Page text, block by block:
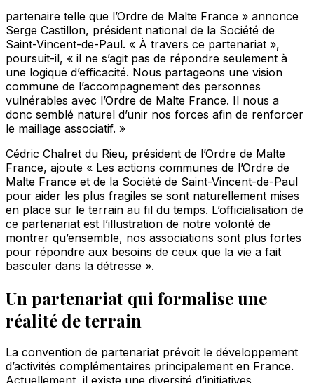
partenaire telle que l’Ordre de Malte France » annonce
Serge Castillon, président national de la Société de
Saint-Vincent-de-Paul. « À travers ce partenariat »,
poursuit-il, « il ne s’agit pas de répondre seulement à
une logique d’efficacité. Nous partageons une vision
commune de l’accompagnement des personnes
vulnérables avec l’Ordre de Malte France. Il nous a
donc semblé naturel d’unir nos forces afin de renforcer
le maillage associatif. »
Cédric Chalret du Rieu, président de l’Ordre de Malte
France, ajoute « Les actions communes de l’Ordre de
Malte France et de la Société de Saint-Vincent-de-Paul
pour aider les plus fragiles se sont naturellement mises
en place sur le terrain au fil du temps. L’officialisation de
ce partenariat est l’illustration de notre volonté de
montrer qu’ensemble, nos associations sont plus fortes
pour répondre aux besoins de ceux que la vie a fait
basculer dans la détresse ».
Un partenariat qui formalise une
réalité de terrain
La convention de partenariat prévoit le développement
d’activités complémentaires principalement en France.